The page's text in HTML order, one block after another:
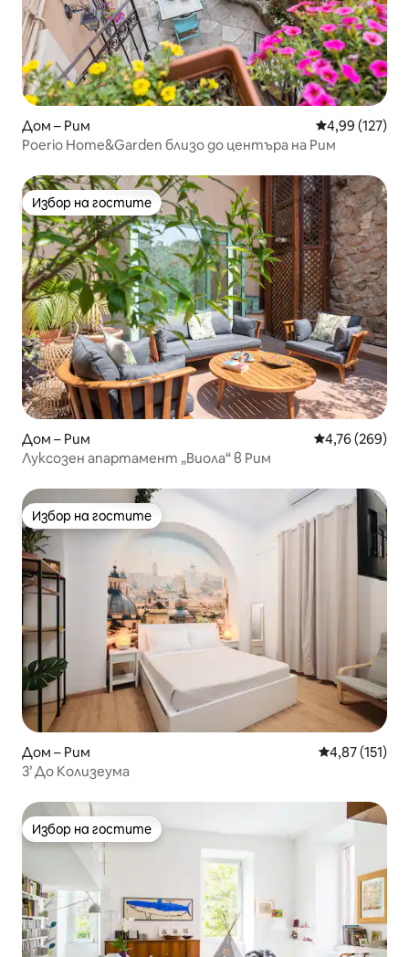
Дом – Рим Средна
4,99 (127)
Poerio Home&Garden близо до центъра на Рим
Избор на гостите
Избор на гостите
Дом – Рим Средна
4,76 (269)
Луксозен апартамент „Виола“ в Рим
Избор на гостите
Избор на гостите
Дом – Рим Средна
4,87 (151)
3’ До Колизеума
Избор на гостите
Избор на гостите